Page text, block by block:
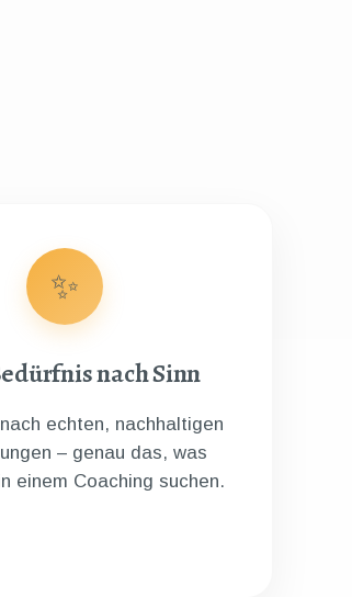
✨
nach Sinn
echten, nachhaltigen
– genau das, was
einem Coaching suchen.